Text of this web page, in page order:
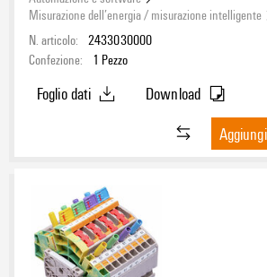
Misurazione dell’energia / misurazione intelligente
N. articolo: 2433030000
Confezione:
1 Pezzo
Foglio dati
Download